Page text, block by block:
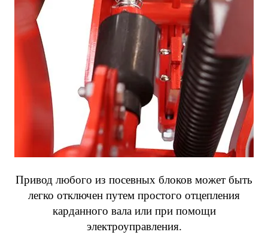
Привод любого из посевных блоков может быть
легко отключен путем простого отцепления
карданного вала или при помощи
электроуправления.